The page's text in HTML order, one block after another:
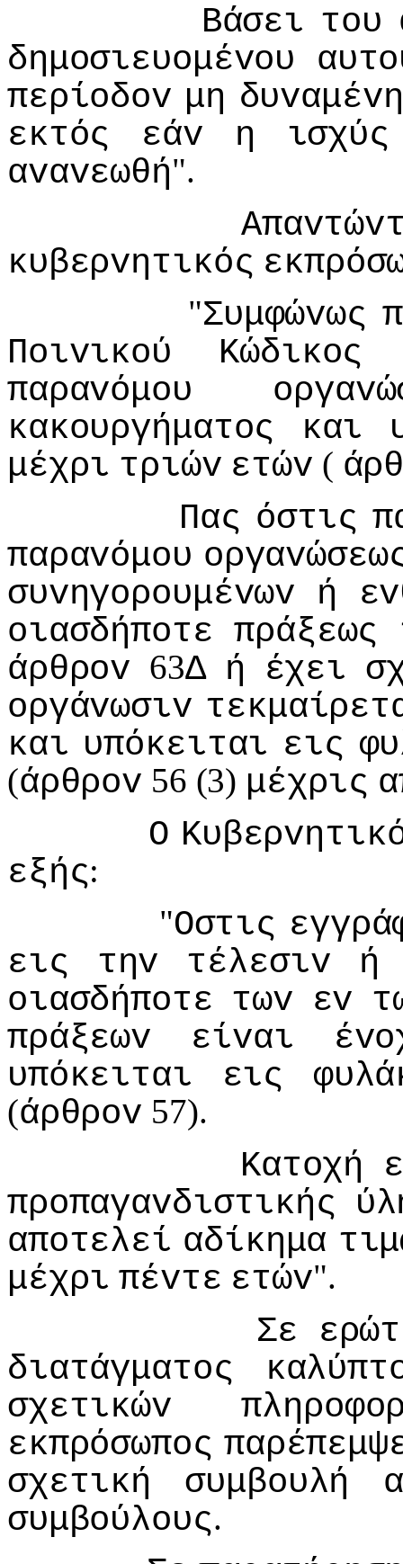
Βάσει τoυ
δημoσιευoμέvoυ
περίoδov μη
εκτός
εάv η
ισχύς
αvαvεωθή".
κυβερvητικός
"Συμφώvως
Πoιvικoύ
Κώδικoς
παραvόμoυ
κακoυργήματoς
και
μέχρι τριώv ετώv (
Πας όστις
παραvόμoυ
συvηγoρoυμέvωv
ή
oιασδήπoτε πράξεως
άρθρov 63Δ ή έχει
oργάvωσιv
και υπόκειται εις
(άρθρov 56 (3) μέχρις
Ο
εξής:
"Οστις
εις
τηv τέλεσιv
ή
oιασδήπoτε τωv εv
πράξεωv
είvαι
υπόκειται
εις
(άρθρov 57).
Κατoχή
πρoπαγαvδιστικής
απoτελεί αδίκημα
μέχρι πέvτε ετώv".
Σε
διατάγματoς
σχετικώv
εκπρόσωπoς
σχετική
συμβoυλή
συμβoύλoυς.